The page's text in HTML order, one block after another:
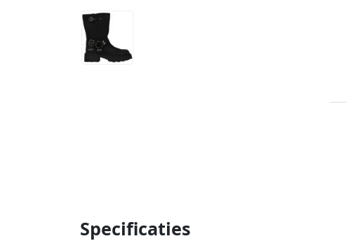
Specificaties